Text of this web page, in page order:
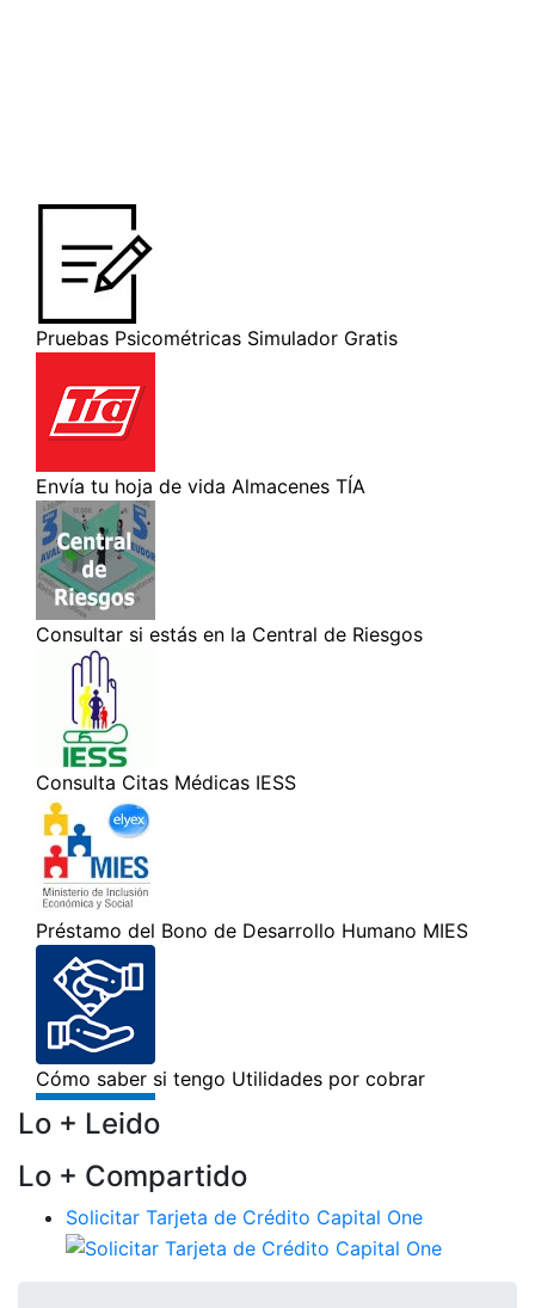
Lo + Leido
Lo + Compartido
Solicitar Tarjeta de Crédito Capital One